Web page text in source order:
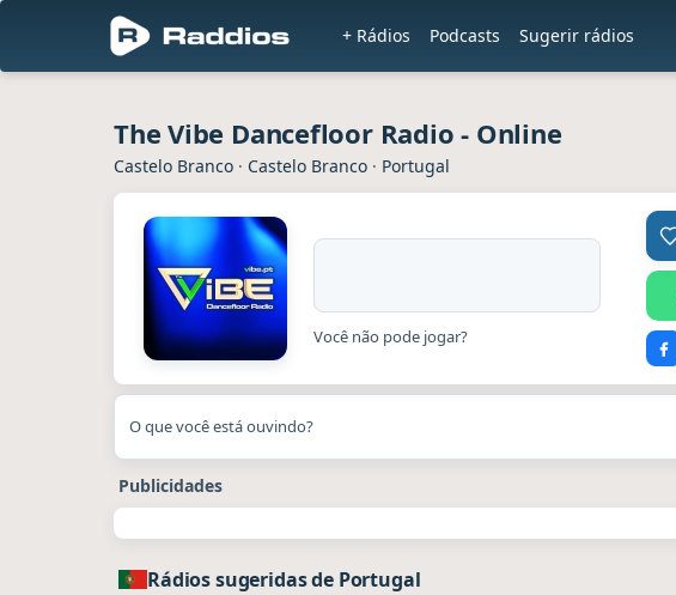
+ Rádios Podcasts Sugerir rádios
The Vibe Dancefloor Radio - Online
Castelo Branco · Castelo Branco · Portugal
Você não pode jogar?
O que você está ouvindo?
Publicidades
Rádios sugeridas de Portugal